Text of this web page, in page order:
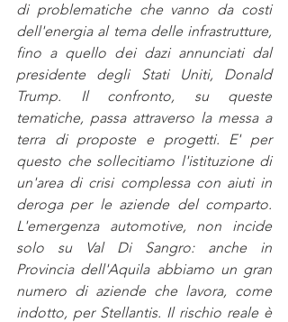
di problematiche che vanno da costi
dell'energia al tema delle infrastrutture,
fino a quello dei dazi annunciati dal
presidente degli Stati Uniti, Donald
Trump. Il confronto, su queste
tematiche, passa attraverso la messa a
terra di proposte e progetti. E' per
questo che sollecitiamo l'istituzione di
un'area di crisi complessa con aiuti in
deroga per le aziende del comparto.
L'emergenza automotive, non incide
solo su Val Di Sangro: anche in
Provincia dell'Aquila abbiamo un gran
numero di aziende che lavora, come
indotto, per Stellantis. Il rischio reale è